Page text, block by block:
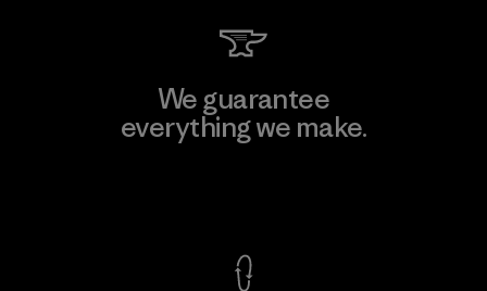
We guarantee
everything we make.